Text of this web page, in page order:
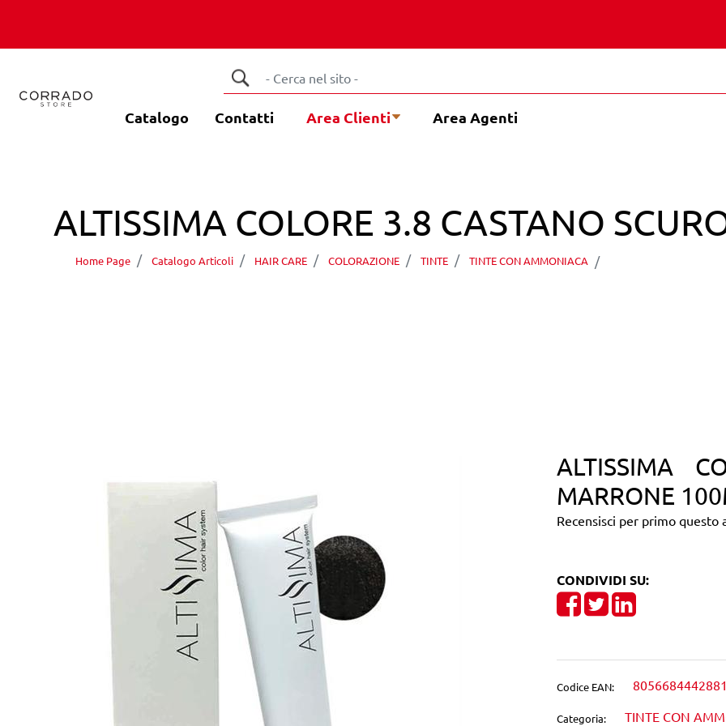
Catalogo Contatti Area Clienti Area Agenti
ALTISSIMA COLORE 3.8 CASTANO
Home Page Catalogo Articoli HAIR CARE COLORAZIONE TINTE TINTE CON AMMONIACA
ALTISSIMA
MARRONE
Recensisci per primo questo
CONDIVIDI SU:
Share on Facebook
TweetShare on
Codice EAN:
Categoria: TINTE CON